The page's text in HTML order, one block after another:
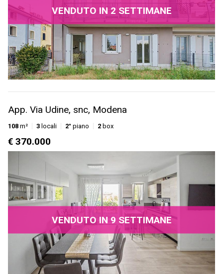
VENDUTO IN 2 SETTIMANE
App. Via Udine, snc, Modena
108 m² 3 locali 2° piano 2 box
€ 370.000
VENDUTO IN 9 SETTIMANE